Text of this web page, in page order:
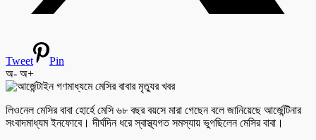
Tweet
Pin
অ- অ+
লিওনেল মেসির বাবা হোর্হে মেসি ৬৮ বছর বয়সে মারা গেছেন বলে জানিয়েছে আর্জেন্টিনার
সংবাদমাধ্যম ইনফোবে। দীর্ঘদিন ধরে স্বাস্থ্যগত সমস্যায় ভুগছিলেন মেসির বাবা।